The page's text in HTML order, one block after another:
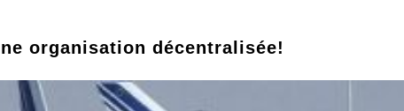
organisation décentralisée!